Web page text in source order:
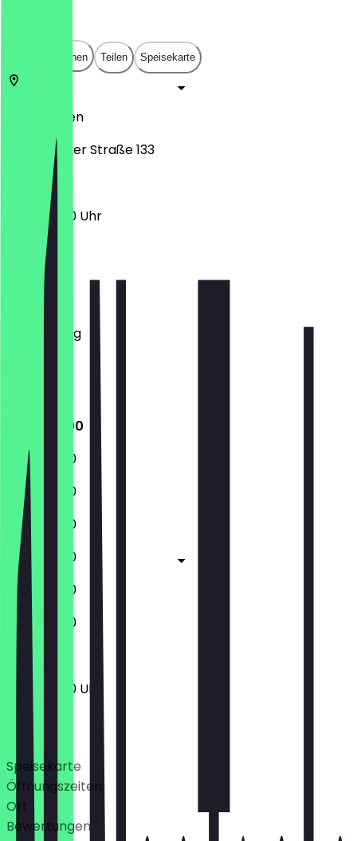
In App öffnen Teilen Speisekarte
Essen
Vogelheimer Straße 133
11:00 - 18:00 Uhr
Montag
Dienstag
Donnerstag
11:00 - 18:00
11:00 - 18:00
11:00 - 18:00
11:00 - 18:00
11:00 - 18:00
11:00 - 18:00
11:00 - 18:00
11:00 - 18:00 Uhr
Deals
Speisekarte
Öffnungszeiten
Ort
Bewertungen